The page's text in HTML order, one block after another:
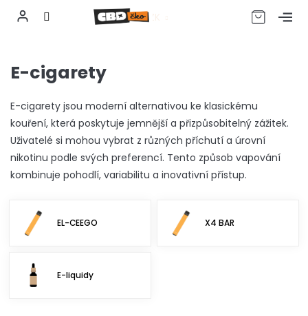
obsah
CZK
E-cigarety
E-cigarety jsou moderní alternativou ke klasickému
kouření, která poskytuje jemnější a přizpůsobitelný zážitek.
Uživatelé si mohou vybrat z různých příchutí a úrovní
nikotinu podle svých preferencí. Tento způsob vapování
kombinuje pohodlí, variabilitu a inovativní přístup.
EL-CEEGO X4 BAR
E-liquidy